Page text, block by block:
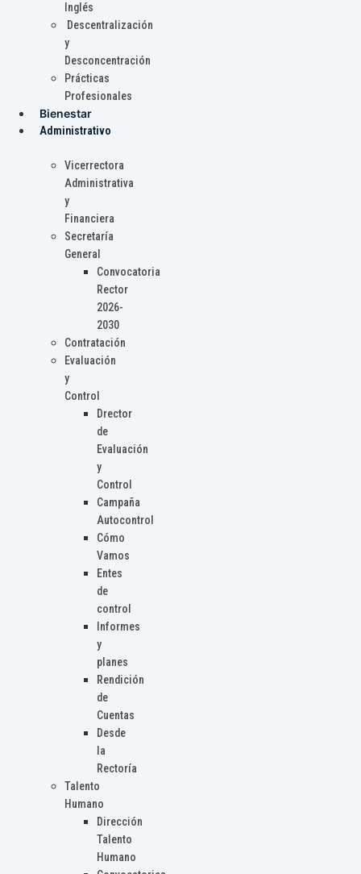
Inglés
Descentralización
y
Desconcentración
Prácticas
Profesionales
Bienestar
Administrativo
Vicerrectora
Administrativa
y
Financiera
Secretaría
General
Convocatoria
Rector
2026-
2030
Contratación
Evaluación
y
Control
Drector
de
Evaluación
y
Control
Campaña
Autocontrol
Cómo
Vamos
Entes
de
control
Informes
y
planes
Rendición
de
Cuentas
Desde
la
Rectoría
Talento
Humano
Dirección
Talento
Humano